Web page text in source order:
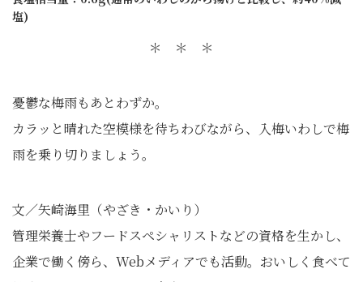
塩)
＊ ＊ ＊
憂鬱な梅雨もあとわずか。
カラッと晴れた空模様を待ちわびながら、入梅いわしで梅
雨を乗り切りましょう。
文／矢崎海里（やざき・かいり）
管理栄養士やフードスペシャリストなどの資格を生かし、
企業で働く傍ら、Webメディアでも活動。おいしく食べて